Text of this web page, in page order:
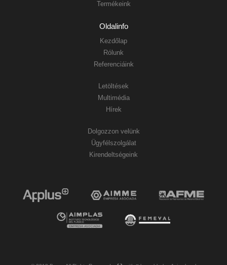
Termékeink
Oldalinfo
Kezdőlap
Rólunk
Referenciáink
Letöltések
Multimédia
Hírek
Dolgozzon velünk
Ügyfélszolgálat
Kirendeltségeink